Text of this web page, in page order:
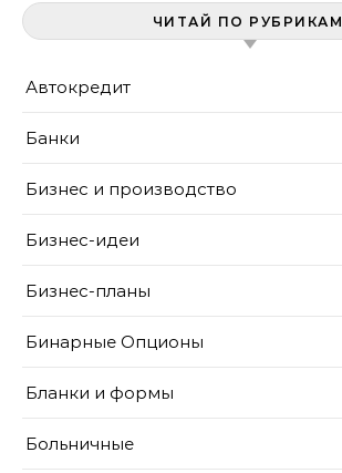
ЧИТАЙ ПО РУБРИКАМ
Автокредит
Банки
Бизнес и производство
Бизнес-идеи
Бизнес-планы
Бинарные Опционы
Бланки и формы
Больничные